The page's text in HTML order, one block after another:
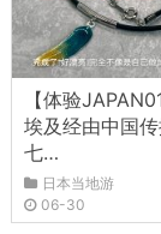
【体验
埃及经由中国
七…
日本当地游
06-30